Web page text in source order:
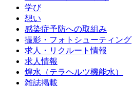
学び
想い
感染症予防への取組み
撮影・フォトシューティング
求人・リクルート情報
求人情報
煌水（テラヘルツ機能水）
雑誌掲載